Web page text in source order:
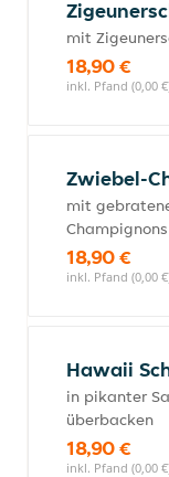
mit
18,90 €
inkl. Pfand (0,00
Zwiebel-
mit
Champignons
18,90 €
inkl. Pfand (0,00
Hawaii
in pikanter
überbacken
18,90 €
inkl. Pfand (0,00